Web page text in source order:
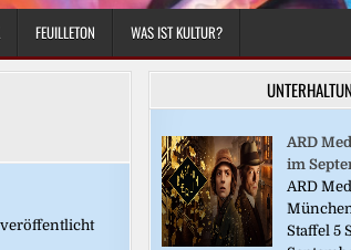
FEUILLETON WAS IST KULTUR?
veröffentlicht
ARD
im
ARD
Staffel 5